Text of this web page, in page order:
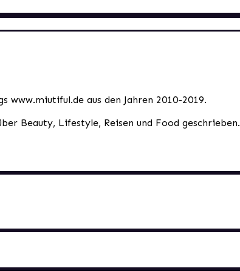
aus den Jahren 2010-2019.
Beauty, Lifestyle, Reisen und Food geschrieben.